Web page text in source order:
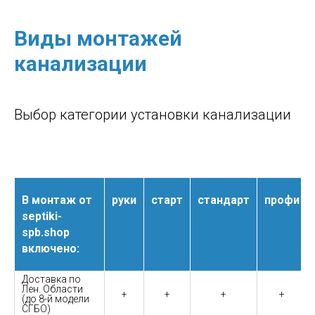
Виды монтажей
канализации
Выбор категории установки канализации
В монтаж от
septiki-
spb.shop
включено:
руки старт стандарт профи
Доставка по
Лен. Области
(до 8-й модели
СГБО)
+ + + +